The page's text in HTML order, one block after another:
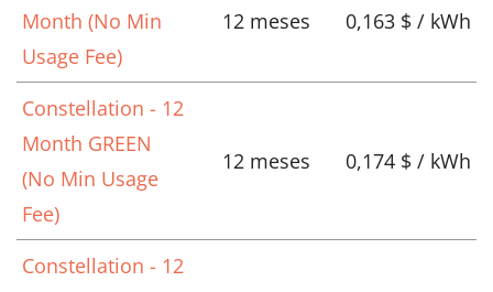
Month (No Min
Usage Fee)
12 meses 0,163 $ / kWh
Constellation - 12
Month GREEN
(No Min Usage
Fee)
12 meses 0,174 $ / kWh
Constellation - 12